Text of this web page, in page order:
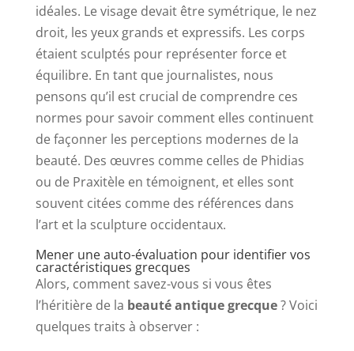
idéales. Le visage devait être symétrique, le nez
droit, les yeux grands et expressifs. Les corps
étaient sculptés pour représenter force et
équilibre. En tant que journalistes, nous
pensons qu’il est crucial de comprendre ces
normes pour savoir comment elles continuent
de façonner les perceptions modernes de la
beauté. Des œuvres comme celles de Phidias
ou de Praxitèle en témoignent, et elles sont
souvent citées comme des références dans
l’art et la sculpture occidentaux.
Mener une auto-évaluation pour identifier vos
caractéristiques grecques
Alors, comment savez-vous si vous êtes
l’héritière de la beauté antique grecque? Voici
quelques traits à observer :